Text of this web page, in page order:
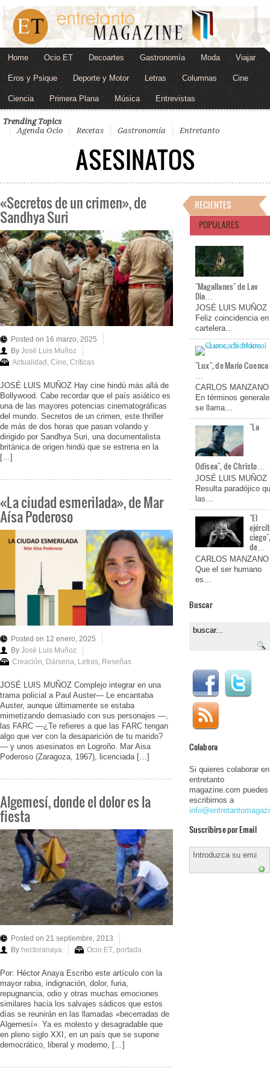
Home Ocio ET Decoartes Gastronomía Moda Viajar
Eros y Psique Deporte y Motor Letras Columnas Cine
Ciencia Primera Plana Música Entrevistas
Trending Topics
Agenda Ocio
Recetas Gastronomía Entretanto
ASESINATOS
«Secretos de un crimen», de
Sandhya Suri
Posted on 16 marzo, 2025
By José Luis Muñoz
Actualidad, Cine, Críticas
JOSÉ LUIS MUÑOZ Hay cine hindú más allá de
Bollywood. Cabe recordar que el país asiático es
una de las mayores potencias cinematográficas
del mundo. Secretos de un crimen, este thriller
de más de dos horas que pasan volando y
dirigido por Sandhya Suri, una documentalista
británica de origen hindú que se estrena en la
[…]
«La ciudad esmerilada», de Mar
Aísa Poderoso
Posted on 12 enero, 2025
By José Luis Muñoz
Creación, Dársena, Letras, Reseñas
JOSÉ LUIS MUÑOZ Complejo integrar en una
trama policial a Paul Auster— Le encantaba
Auster, aunque últimamente se estaba
mimetizando demasiado con sus personajes —,
las FARC —¿Te refieres a que las FARC tengan
algo que ver con la desaparición de tu marido?
— y unos asesinatos en Logroño. Mar Aisa
Poderoso (Zaragoza, 1967), licenciada […]
Algemesí, donde el dolor es la
fiesta
Posted on 21 septiembre, 2013
By hectoranaya Ocio ET, portada
Por: Héctor Anaya Escribo este artículo con la
mayor rabia, indignación, dolor, furia,
repugnancia, odio y otras muchas emociones
similares hacia los salvajes sádicos que estos
días se reunirán en las llamadas «becerradas de
Algemesí». Ya es molesto y desagradable que
en pleno siglo XXI, en un país que se supone
democrático, liberal y moderno, […]
RECIENTES
POPULARES
"Magallanes" de Lav
Dia…
JOSÉ LUIS MUÑOZ
Feliz coincidencia en
cartelera…
"Lux", de Mario Cuenca
…
CARLOS MANZANO
En términos
se llama…
"La
Odisea", de Christo…
JOSÉ LUIS MUÑOZ
Resulta paradójico
las…
"El
de…
CARLOS MANZANO
Que el ser humano
es…
Buscar
Colabora
Si quieres colaborar en
entretanto
magazine.com puedes
escribirnos a
Suscribirse por Email